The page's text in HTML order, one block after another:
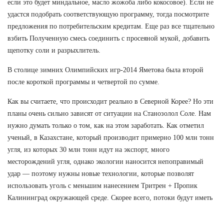
если это будет миндальное, масло жожоба либо кокосовое). Если не
удастся подобрать соответствующую программу, тогда посмотрите
предложения по потребительским кредитам. Еще раз все тщательно
взбить Полученную смесь соединить с просеяной мукой, добавить
щепотку соли и разрыхлитель.
В столице зимних Олимпийских игр-2014 Яметова была второй
после короткой программы и четвертой по сумме.
Как вы считаете, что происходит реально в Северной Корее? Но эти
планы очень сильно зависят от ситуации на Станозолол Соле. Нам
нужно думать только о том, как на этом заработать. Как отметил
ученый, в Казахстане, который производит примерно 100 млн тонн
угля, из которых 30 млн тонн идут на экспорт, много
месторождений угля, однако экологии наносится непоправимый
удар — поэтому нужны новые технологии, которые позволят
использовать уголь с меньшим нанесением Тритрен + Пропик
Калининград окружающей среде. Скорее всего, потоки будут иметь